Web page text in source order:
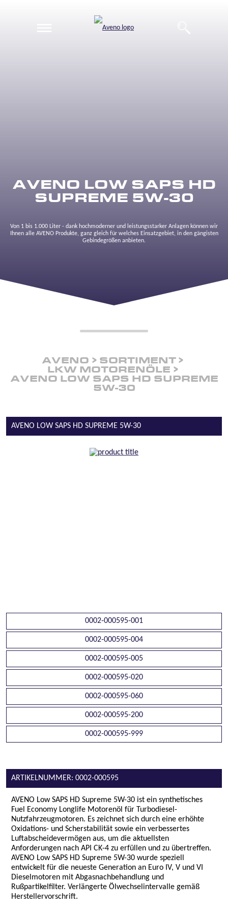
AVENO LOW SAPS HD
SUPREME 5W-30
Von 1 bis 1.000 Liter - dank hochmoderner und leistungsstarker Anlagen können wir
Ihnen alle AVENO Produkte, ganz gleich für welches Einsatzgebiet, in den gängisten
Gebindegrößen anbieten.
AVENO
SORTIMENT
LKW MOTORENÖLE
AVENO LOW SAPS HD SUPREME
5W-30
AVENO LOW SAPS HD SUPREME 5W-30
0002-000595-001
0002-000595-004
0002-000595-005
0002-000595-020
0002-000595-060
0002-000595-200
0002-000595-999
ARTIKELNUMMER: 0002-000595
AVENO Low SAPS HD Supreme 5W-30 ist ein synthetisches
Fuel Economy Longlife Motorenöl für Turbodiesel-
Nutzfahrzeugmotoren. Es zeichnet sich durch eine erhöhte
Oxidations- und Scherstabilität sowie ein verbessertes
Luftabscheidevermögen aus, um die aktuellsten
Anforderungen nach API CK-4 zu erfüllen und zu übertreffen.
AVENO Low SAPS HD Supreme 5W-30 wurde speziell
entwickelt für die neueste Generation an Euro IV, V und VI
Dieselmotoren mit Abgasnachbehandlung und
Rußpartikelfilter. Verlängerte Ölwechselintervalle gemäß
Herstellervorschrift.